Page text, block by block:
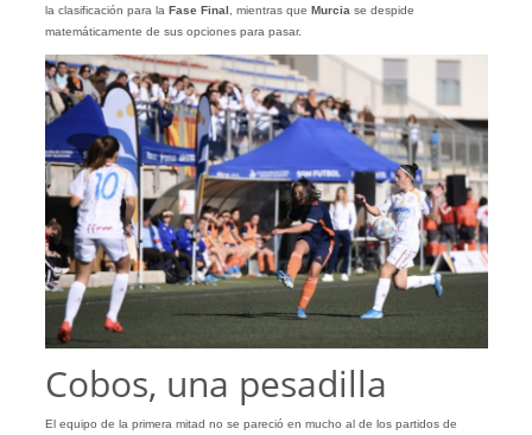
la clasificación para la Fase Final , mientras que Murcia se despide
matemáticamente de sus opciones para pasar.
Cobos, una pesadilla
El equipo de la primera mitad no se pareció en mucho al de los partidos de